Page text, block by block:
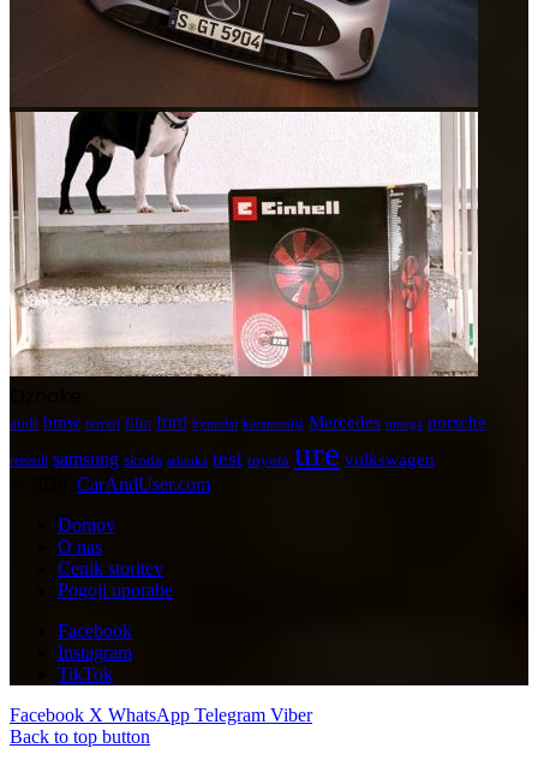
audi bmw ferrari film ford hyundai karantanija Mercedes omega porsche
renault samsung skoda tehnika test toyota ure volkswagen
CarAndUser.com
Domov
O nas
Cenik storitev
Pogoji uporabe
Facebook
Instagram
TikTok
Facebook X WhatsApp Telegram Viber
Back to top button